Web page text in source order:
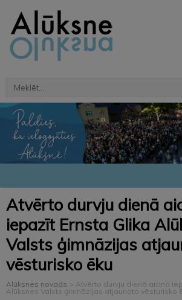
Atvērto durvju dienā
iepazīt Ernsta Glika
Valsts ģimnāzijas
vēsturisko ēku
Alūksnes novads > Atvērto durvju dienā aicina
Alūksnes Valsts ģimnāzijas atjaunoto vēsturisko